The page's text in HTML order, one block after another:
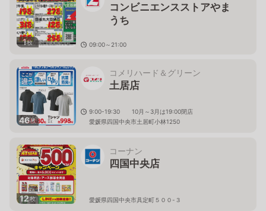
1枚
コンビニエンスストアやま
うち
09:00～21:00
46枚
コメリハード＆グリーン
土居店
9:00-19:30 10月～3月は19:00閉店
愛媛県四国中央市土居町小林1250
12枚
コーナン
四国中央店
愛媛県四国中央市具定町５００-３